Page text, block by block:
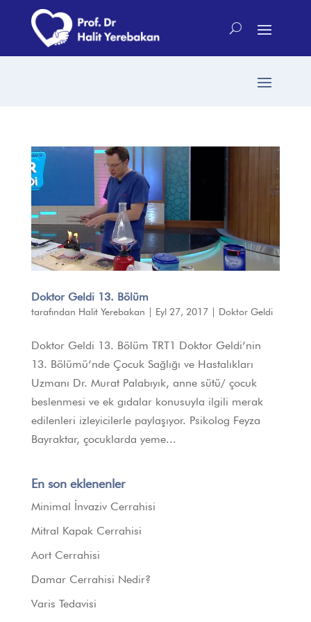
Doktor Geldi 13. Bölüm
tarafından Halit Yerebakan Eyl 27, 2017| Doktor Geldi
Doktor Geldi 13. Bölüm TRT1 Doktor Geldi’nin
13. Bölümü’nde Çocuk Sağlığı ve Hastalıkları
Uzmanı Dr. Murat Palabıyık, anne sütü/ çocuk
beslenmesi ve ek gıdalar konusuyla ilgili merak
edilenleri izleyicilerle paylaşıyor. Psikolog Feyza
Bayraktar, çocuklarda yeme...
En son eklenenler
Minimal İnvaziv Cerrahisi
Mitral Kapak Cerrahisi
Aort Cerrahisi
Damar Cerrahisi Nedir?
Varis Tedavisi